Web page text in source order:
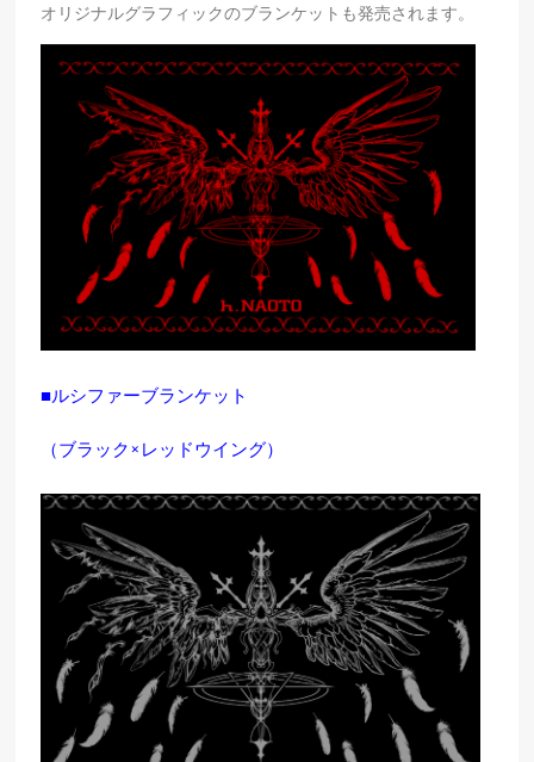
オリジナルグラフィックのブランケットも発売されます。
■ルシファーブランケット
（ブラック×レッドウイング）